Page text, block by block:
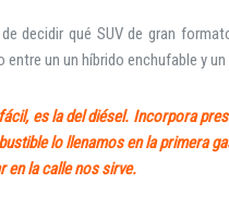
decidir qué SUV de gran
un un híbrido enchufable y
es la del diésel. Incorpora
lo llenamos en la primera
en la calle nos sirve.